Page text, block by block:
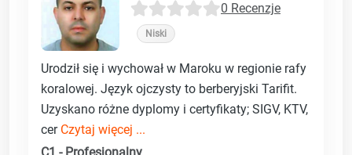
0 Recenzje
Niski
Urodził się i wychował w Maroku w regionie rafy
koralowej. Język ojczysty to berberyjski Tarifit.
Uzyskano różne dyplomy i certyfikaty; SIGV, KTV,
cer Czytaj więcej ...